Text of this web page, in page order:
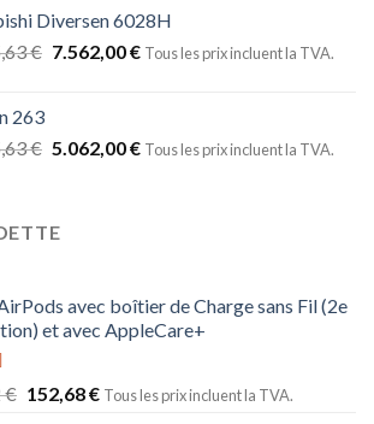
Diversen 6028H
€ 7.562,00€ Tous les prix incluent la TVA.
263
€ 5.062,00€ Tous les prix incluent la TVA.
avec boîtier de Charge sans Fil (2e
et avec AppleCare+
€ 152,68€ Tous les prix incluent la TVA.